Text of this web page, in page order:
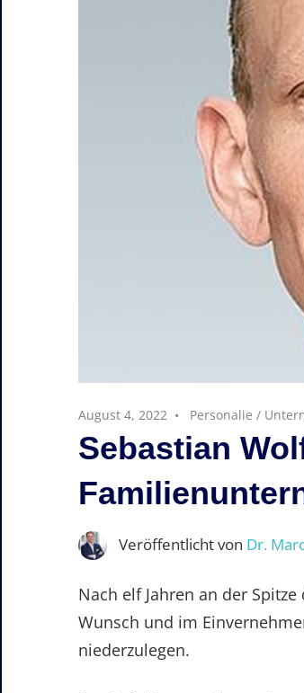
August 4, 2022 Personalie /
Sebastian
Veröffentlicht von Dr.
Nach elf Jahren an der Spitze
Wunsch und im
niederzulegen.